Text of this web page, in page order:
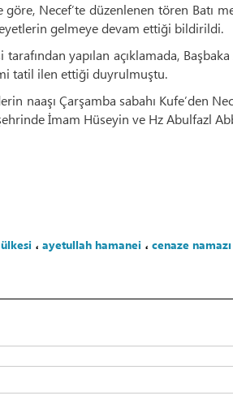
Necef’te düzenlenen tören Batı
gelmeye devam ettiği bildirildi.
tarafından yapılan açıklamada,
tatil ilen ettiği duyrulmuştu.
naaşı Çarşamba sabahı Kufe’den
İmam Hüseyin ve Hz Abulfazl
، ayetullah hamanei ، cenaze namazı